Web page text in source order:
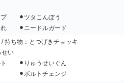
プ ⚫︎ツタこんぼう
れ ⚫︎ニードルガード
/ 持ち物：とつげきチョッキ
せい
ト ⚫︎りゅうせいぐん
ボルトチェンジ